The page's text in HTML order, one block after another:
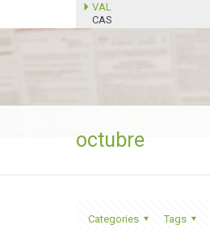
VAL
CAS
octubre
Categories
Tags